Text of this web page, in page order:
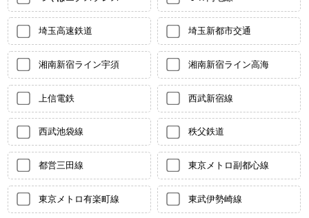
埼玉高速鉄道 埼玉新都市交通
湘南新宿ライン宇須 湘南新宿ライン高海
上信電鉄 西武新宿線
西武池袋線 秩父鉄道
都営三田線 東京メトロ副都心線
東京メトロ有楽町線 東武伊勢崎線